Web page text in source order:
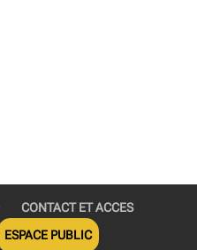
CONTACT ET ACCES
ESPACE PUBLIC